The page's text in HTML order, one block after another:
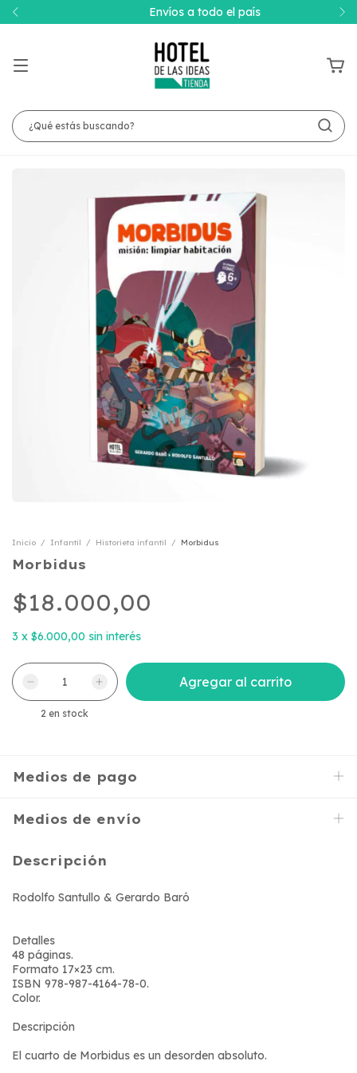
Envíos a todo el país
Inicio / Infantil / Historieta infantil / Morbidus
Morbidus
$18.000,00
3 x $6.000,00 sin interés
2 en stock
Medios de pago
Medios de envío
Descripción
Rodolfo Santullo & Gerardo Baró
Detalles
48 páginas.
Formato 17×23 cm.
ISBN 978-987-4164-78-0.
Color.
Descripción
El cuarto de Morbidus es un desorden absoluto.